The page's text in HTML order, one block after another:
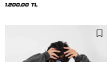
1.200,00 TL